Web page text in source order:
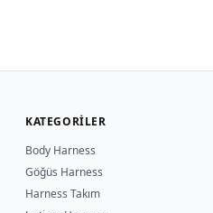
KATEGORILER
Body Harness
Göğüs Harness
Harness Takım